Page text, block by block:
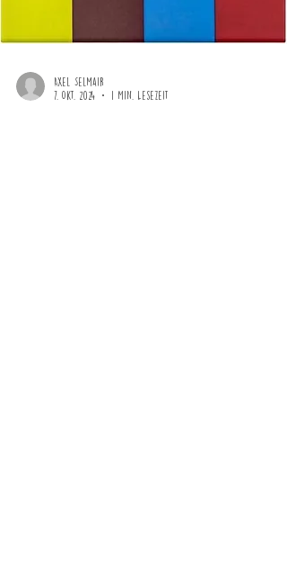
Axel Selmair
7. Okt. 2024
1 Min. Lesezeit